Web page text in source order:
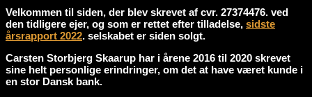
Velkommen til siden, der blev skrevet af cvr. 27374476. ved
den tidligere ejer, og som er rettet efter tilladelse, sidste
årsrapport 2022. selskabet er siden solgt.
Carsten Storbjerg Skaarup har i årene 2016 til 2020 skrevet
sine helt personlige erindringer, om det at have været kunde i
en stor Dansk bank.